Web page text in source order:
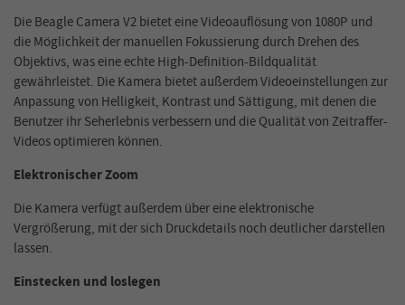
Die Beagle Camera V2 bietet eine Videoauflösung von 1080P und
die Möglichkeit der manuellen Fokussierung durch Drehen des
Objektivs, was eine echte High-Definition-Bildqualität
gewährleistet. Die Kamera bietet außerdem Videoeinstellungen zur
Anpassung von Helligkeit, Kontrast und Sättigung, mit denen die
Benutzer ihr Seherlebnis verbessern und die Qualität von Zeitraffer-
Videos optimieren können.
Elektronischer Zoom
Die Kamera verfügt außerdem über eine elektronische
Vergrößerung, mit der sich Druckdetails noch deutlicher darstellen
lassen.
Einstecken und loslegen